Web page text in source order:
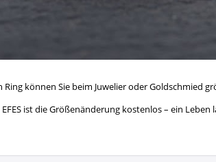
Ring können Sie beim Juwelier oder Goldschmied
ist die Größenänderung kostenlos – ein